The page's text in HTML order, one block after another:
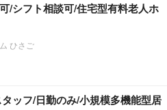
/シフト相談可/住宅型有料老人ホ
ひさご
タッフ/日勤のみ/小規模多機能型居